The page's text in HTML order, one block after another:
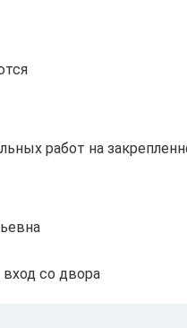
работ на
со двора